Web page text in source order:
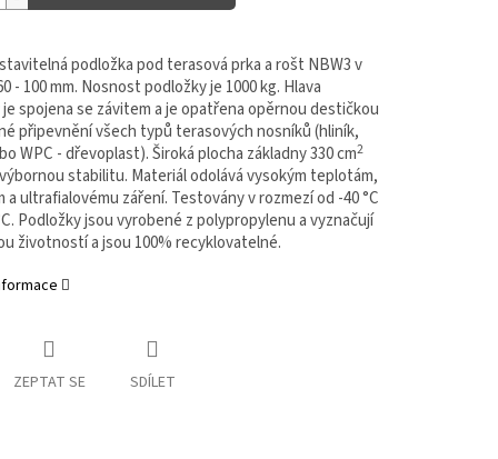
podložka pod terasová prka a rošt NBW3 v
- 100 mm. Nosnost podložky je 1000 kg. Hlava
spojena se závitem a je opatřena opěrnou destičkou
připevnění všech typů terasových nosníků (hliník,
WPC - dřevoplast). Široká plocha základny 330 cm2
stabilitu. Materiál odolává vysokým teplotám,
a ultrafialovému záření. Testovány v rozmezí od -40 °C
Podložky jsou vyrobené z polypropylenu a vyznačují
životností a jsou 100% recyklovatelné.
ZEPTAT SE SDÍLET